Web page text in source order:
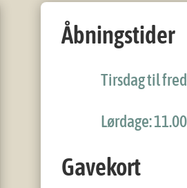
Åbningstider
Tirsdag til
Lørdage:
Gavekort